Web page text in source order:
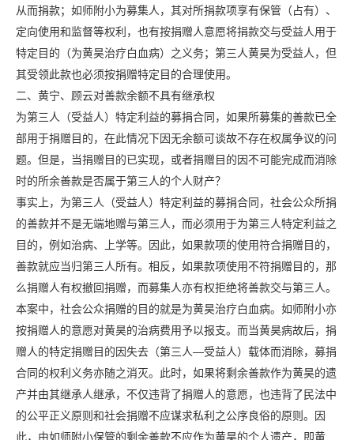
从而捐款；如师附小为募集人，其对所捐款项享有保管（占有）、
定向使用和监督等权利，也有按捐赠人意愿将捐款交与受益人用于
特定目的（为黄昊治疗白血病）之义务；第三人黄昊为受益人，但
其受领此款也必须按捐赠特定目的合理使用。
二、黄宁、顾云对善款余额不具有继承权
为第三人（受益人）特定利益的募捐合同，如果所募集的善款已全
部用于捐赠目的，在此情况下因无余额可谈故不存在权属争议的问
题。但是，当捐赠目的已实现，或者捐赠目的因不可能完成而消除
时的所余善款是否属于第三人的个人财产？
事实上，为第三人（受益人）特定利益的募捐合同，社会公众所捐
的善款并不是无端地赠与第三人，而必须用于为第三人特定利益之
目的，例如治病、上学等。因此，如果款项的使用符合捐赠目的，
善款就应当归第三人所有。相反，如果款项使用不符捐赠目的，那
么捐赠人有权撤回捐赠，而募集人亦有权拒绝将善款交与第三人。
本案中，社会公众捐赠的目的就是为黄昊治疗白血病。如师附小亦
按捐赠人的意愿对黄昊的治病费用予以报支。而当黄昊病故后，捐
赠人的特定捐赠目的因失去（第三人—受益人）载体而消除，募捐
合同的权利义务亦随之消灭。此时，如果将剩余善款作为黄昊的遗
产并由其继承人继承，不仅违背了捐赠人的意愿，也违背了民法中
的公平正义原则和社会捐赠不应谋求私利之公序良俗的原则。因
此，由如师附小保管的剩余善款不应作为黄昊的个人遗产，即黄